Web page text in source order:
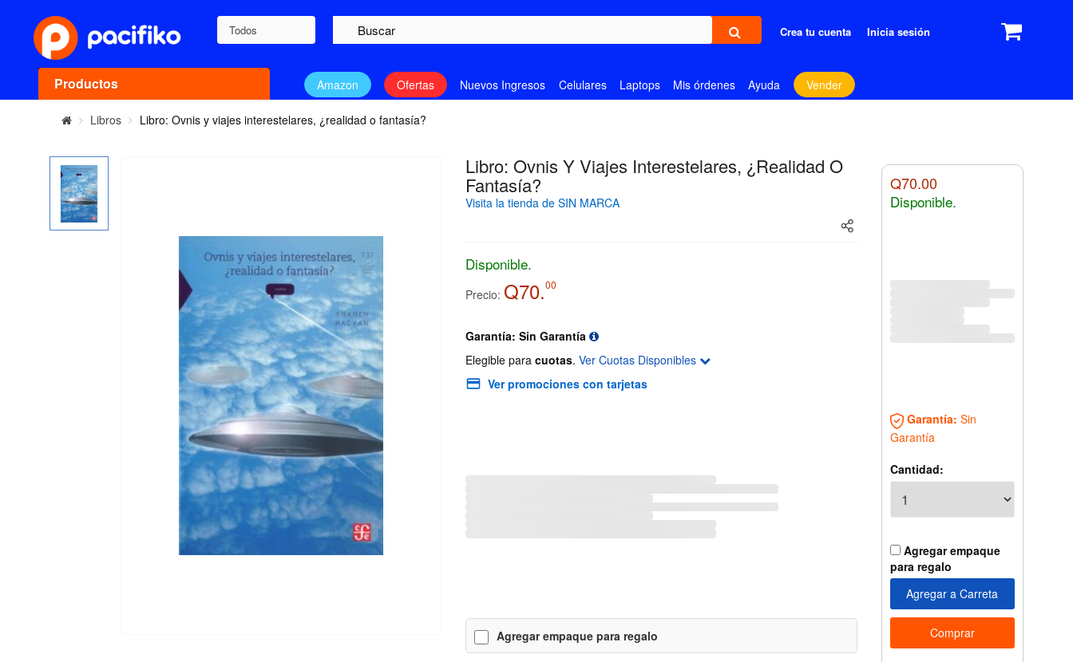
Todos Crea tu cuenta Inicia sesión
Productos Amazon Ofertas Nuevos Ingresos Celulares Laptops Mis órdenes Ayuda Vender
Libros Libro: Ovnis y viajes interestelares, ¿realidad o fantasía?
Libro: Ovnis Y Viajes Interestelares, ¿realidad O
Fantasía?
Visita la tienda de SIN MARCA
Disponible.
Precio: Q70.00
Garantía: Sin Garantía
Elegible para cuotas. Ver Cuotas Disponibles
Ver promociones con tarjetas
Agregar empaque para regalo
Q70.00
Disponible.
Garantía: Sin
Garantía
Cantidad:
Agregar empaque
para regalo